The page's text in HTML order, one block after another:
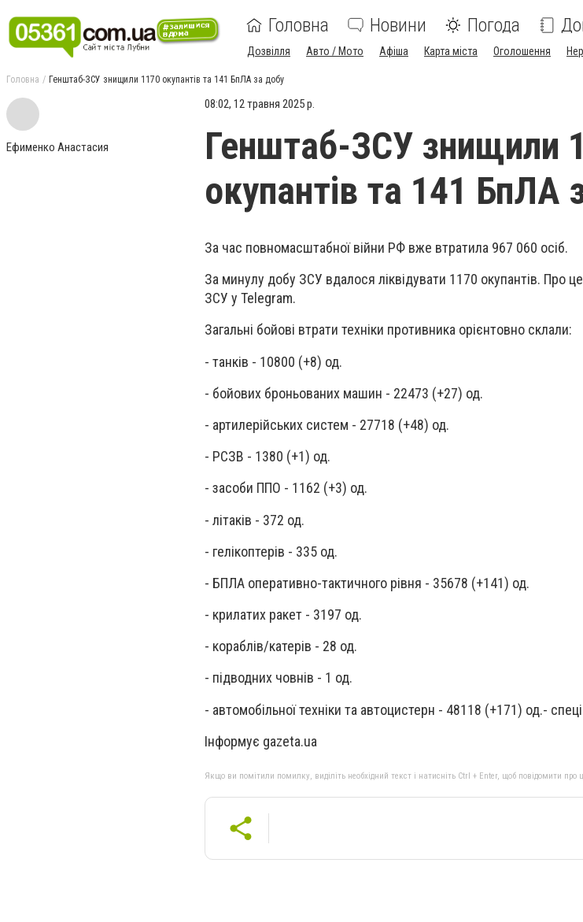
Головна Новини Погода
Дозвілля Авто / Мото Афіша Карта міста Оголошення
Головна Генштаб-ЗСУ знищили 1170 окупантів та 141 БпЛА за добу
Ефименко Анастасия
08:02, 12 травня 2025 р.
Генштаб-ЗСУ знищили
окупантів та 141 БпЛА
За час повномасштабної війни РФ вже втратила 967 060 осіб.
За минулу добу ЗСУ вдалося ліквідувати 1170 окупантів. Про
ЗСУ у Telegram.
Загальні бойові втрати техніки противника орієнтовно склали:
- танків - 10800 (+8) од.
- бойових броньованих машин - 22473 (+27) од.
- артилерійських систем - 27718 (+48) од.
- РСЗВ - 1380 (+1) од.
- засоби ППО - 1162 (+3) од.
- літаків - 372 од.
- гелікоптерів - 335 од.
- БПЛА оперативно-тактичного рівня - 35678 (+141) од.
- крилатих ракет - 3197 од.
- кораблів/катерів - 28 од.
- підводних човнів - 1 од.
- автомобільної техніки та автоцистерн - 48118 (+171) од.-
Інформує gazeta.ua
Якщо ви помітили помилку, виділіть необхідний текст і натисніть Ctrl + Enter, щоб повідомити про